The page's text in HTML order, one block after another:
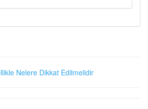
Nelere Dikkat Edilmelidir